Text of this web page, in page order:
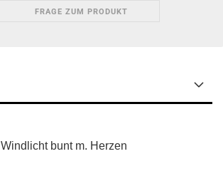
FRAGE ZUM PRODUKT
Windlicht bunt m. Herzen